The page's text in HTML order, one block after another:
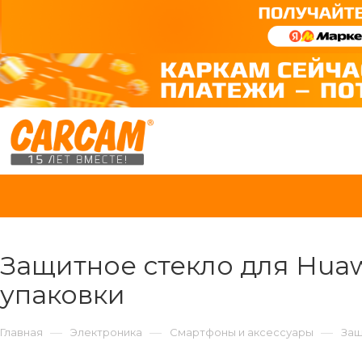
Защитное стекло для
упаковки
Главная — Электроника — Смартфоны и аксессуары —